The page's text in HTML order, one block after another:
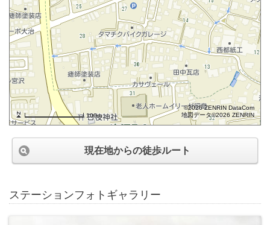
100m
©2026 ZENRIN DataCom
地図データ©2026 ZENRIN
現在地からの徒歩ルート
ステーションフォトギャラリー